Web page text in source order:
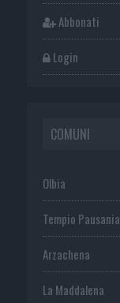
Abbonati
Login
COMUNI
Olbia
Tempio Pausania
Arzachena
La Maddalena